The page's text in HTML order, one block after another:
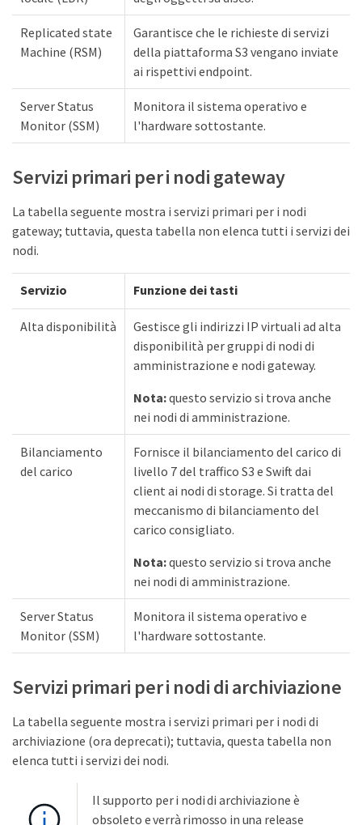
Replicated state
Machine (RSM)
Garantisce che le richieste di servizi
della piattaforma S3 vengano inviate
ai rispettivi endpoint.
Server Status
Monitor (SSM)
Monitora il sistema operativo e
l'hardware sottostante.
Servizi primari per i nodi gateway
La tabella seguente mostra i servizi primari per i nodi
gateway; tuttavia, questa tabella non elenca tutti i servizi dei
nodi.
Servizio Funzione dei tasti
Alta disponibilità
Gestisce gli indirizzi IP virtuali ad alta
disponibilità per gruppi di nodi di
amministrazione e nodi gateway.
Nota:questo servizio si trova anche
nei nodi di amministrazione.
Bilanciamento
del carico
Fornisce il bilanciamento del carico di
livello 7 del traffico S3 e Swift dai
client ai nodi di storage. Si tratta del
meccanismo di bilanciamento del
carico consigliato.
Nota:questo servizio si trova anche
nei nodi di amministrazione.
Server Status
Monitor (SSM)
Monitora il sistema operativo e
l'hardware sottostante.
Servizi primari per i nodi di archiviazione
La tabella seguente mostra i servizi primari per i nodi di
archiviazione (ora deprecati); tuttavia, questa tabella non
elenca tutti i servizi dei nodi.
Il supporto per i nodi di archiviazione è
obsoleto e verrà rimosso in una release